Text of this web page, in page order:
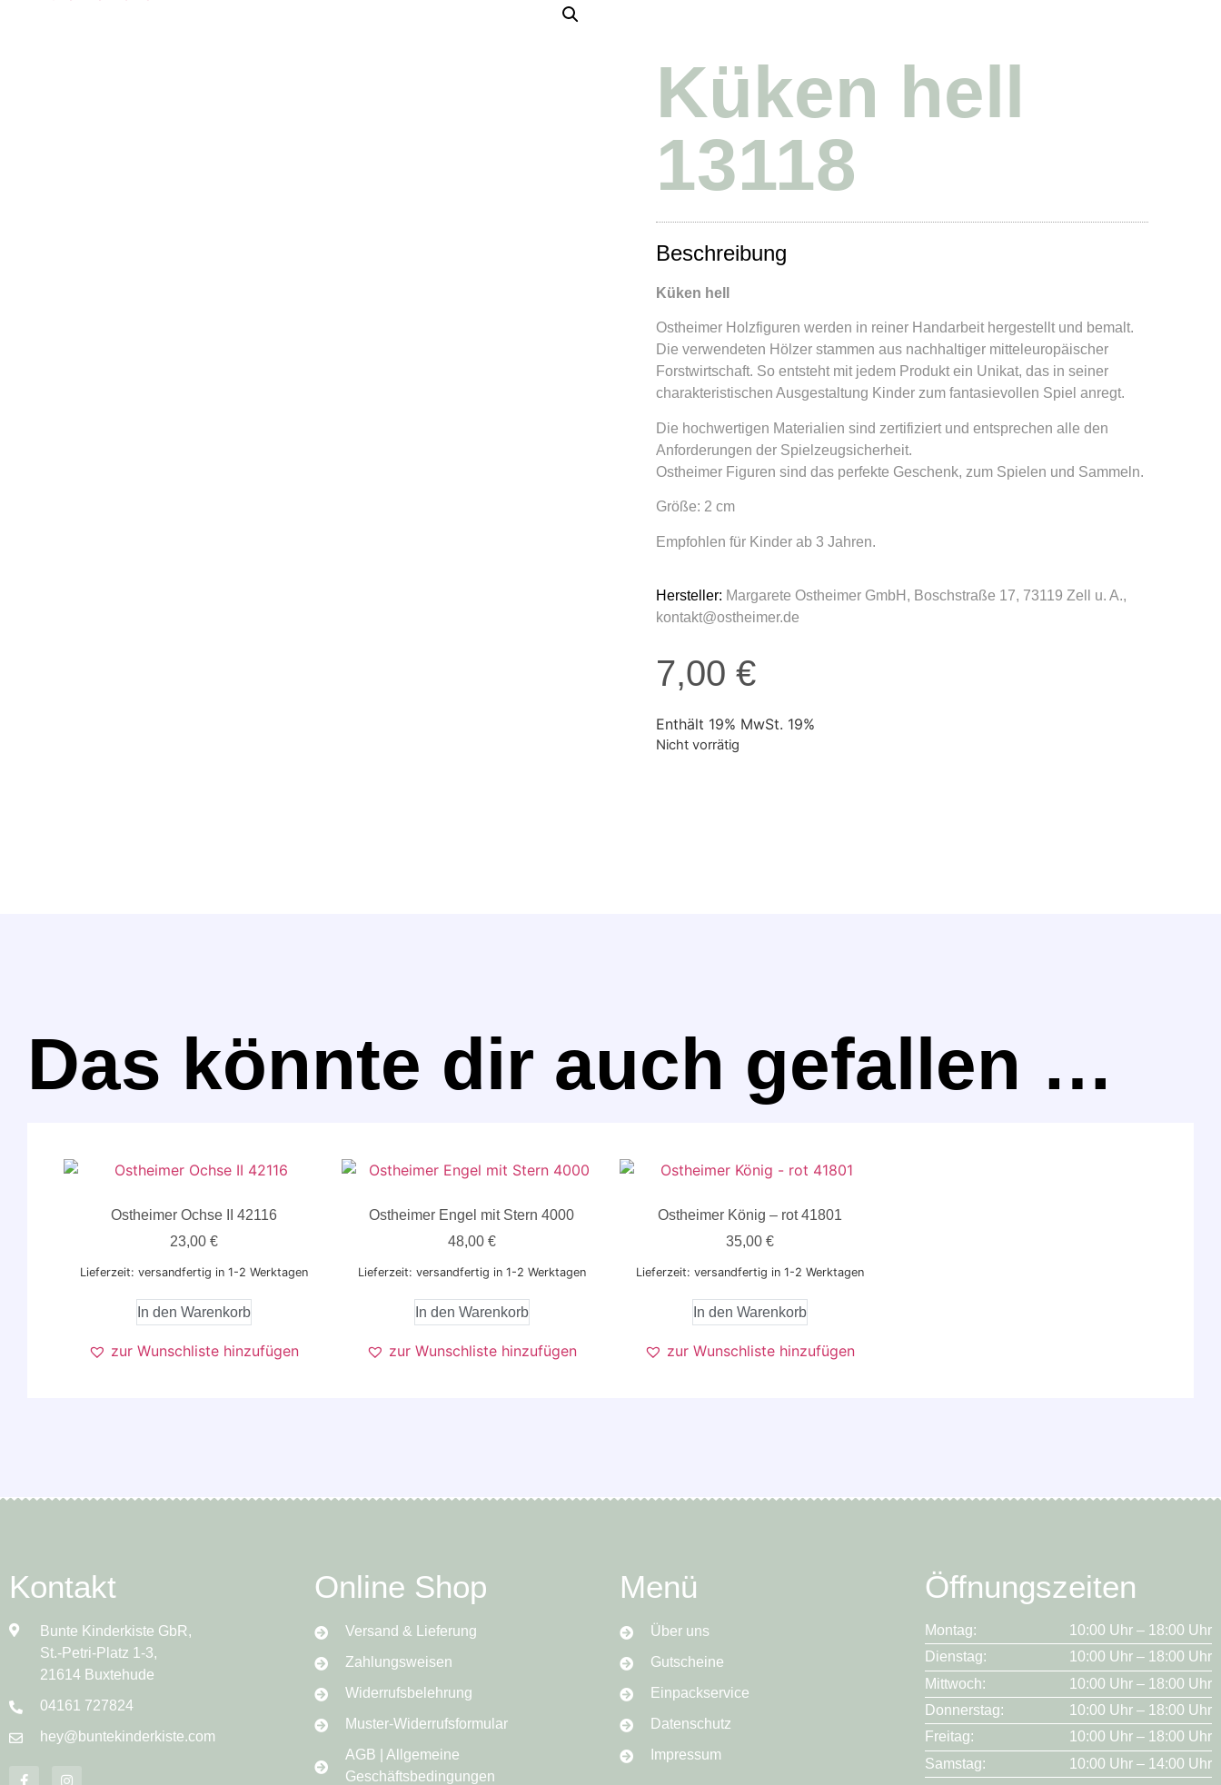
Küken hell
13118
Beschreibung
Küken hell
Ostheimer Holzfiguren werden in reiner Handarbeit hergestellt und bemalt.
Die verwendeten Hölzer stammen aus nachhaltiger mitteleuropäischer
Forstwirtschaft. So entsteht mit jedem Produkt ein Unikat, das in seiner
charakteristischen Ausgestaltung Kinder zum fantasievollen Spiel anregt.
Die hochwertigen Materialien sind zertifiziert und entsprechen alle den
Anforderungen der Spielzeugsicherheit.
Ostheimer Figuren sind das perfekte Geschenk, zum Spielen und Sammeln.
Größe: 2 cm
Empfohlen für Kinder ab 3 Jahren.
Hersteller: Margarete Ostheimer GmbH, Boschstraße 17, 73119 Zell u. A.,
kontakt@ostheimer.de
7,00 €
Enthält 19% MwSt. 19%
Nicht vorrätig
Das könnte dir auch gefallen …
Ostheimer Ochse II 42116
23,00 €
Lieferzeit: versandfertig in 1-2 Werktagen
In den Warenkorb
zur Wunschliste hinzufügen
Ostheimer Engel mit Stern 4000
48,00 €
Lieferzeit: versandfertig in 1-2 Werktagen
In den Warenkorb
zur Wunschliste hinzufügen
Ostheimer König – rot 41801
35,00 €
Lieferzeit: versandfertig in 1-2 Werktagen
In den Warenkorb
zur Wunschliste hinzufügen
Kontakt
Bunte Kinderkiste GbR,
St.-Petri-Platz 1-3,
21614 Buxtehude
04161 727824
hey@buntekinderkiste.com
Online Shop
Versand & Lieferung
Zahlungsweisen
Widerrufsbelehrung
Muster-Widerrufsformular
AGB | Allgemeine
Geschäftsbedingungen
Menü
Über uns
Gutscheine
Einpackservice
Datenschutz
Impressum
Öffnungszeiten
Montag:
10:00 Uhr – 18:00 Uhr
Dienstag:
10:00 Uhr – 18:00 Uhr
Mittwoch:
10:00 Uhr – 18:00 Uhr
Donnerstag:
10:00 Uhr – 18:00 Uhr
Freitag:
10:00 Uhr – 18:00 Uhr
Samstag:
10:00 Uhr – 14:00 Uhr